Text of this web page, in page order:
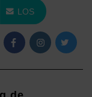
LOS